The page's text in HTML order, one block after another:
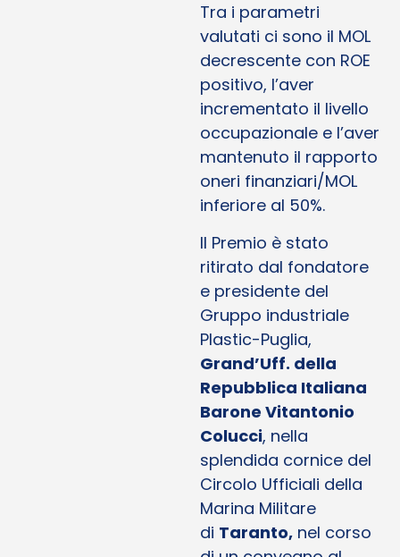
Tra i parametri
valutati ci sono il MOL
decrescente con ROE
positivo, l’aver
incrementato il livello
occupazionale e l’aver
mantenuto il rapporto
oneri finanziari/MOL
inferiore al 50%.
Il Premio è stato
ritirato dal fondatore
e presidente del
Gruppo industriale
Plastic-Puglia,
Grand’Uff. della
Repubblica Italiana
Barone Vitantonio
Colucci, nella
splendida cornice del
Circolo Ufficiali della
Marina Militare
di Taranto, nel corso